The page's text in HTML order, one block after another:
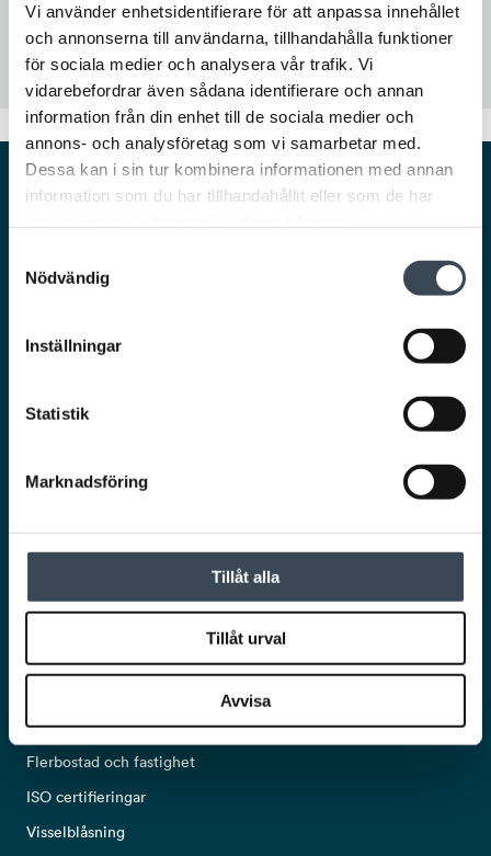
Vi använder enhetsidentifierare för att anpassa innehållet
och annonserna till användarna, tillhandahålla funktioner
för sociala medier och analysera vår trafik. Vi
vidarebefordrar även sådana identifierare och annan
information från din enhet till de sociala medier och
annons- och analysföretag som vi samarbetar med.
Dessa kan i sin tur kombinera informationen med annan
information som du har tillhandahållit eller som de har
Nödvändig
Inställningar
Statistik
Marknadsföring
Tillåt alla
Tillåt urval
Avvisa
Du laddar enkelt ner RCO Access i App store eller Google play.
Smarta och säkra lösningar för en trygg och
POPULÄRA LÄNKAR
Om oss
Kommersiella fastigheter och offentlig sektor
Flerbostad och fastighet
ISO certifieringar
Visselblåsning